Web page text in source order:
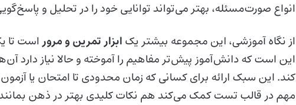
انواع صورت‌مسئله، بهتر می‌تواند توانایی خود را در تحلیل و
از نگاه آموزشی، این مجموعه بیشتر یک ابزار تمرین و مروراست تا
این است که دانش‌آموز پیش‌تر مفاهیم را آموخته و حالا نیاز دارد
کند. این سبک ارائه برای کسانی که زمان محدودی تا امتحان یا
مهم در قالب تست کمک می‌کند هم نکات کلیدی بهتر در ذهن